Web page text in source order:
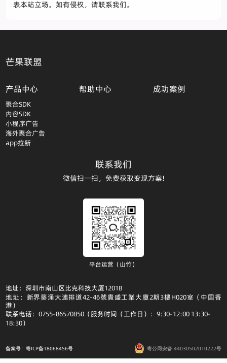
表本站立场。如有侵权，请联系我们。
芒果联盟
产品中心
聚合SDK
内容SDK
小程序广告
海外聚合广告
app拉新
帮助中心 成功案例
联系我们
微信扫一扫，免费获取变现方案!
平台运营（山竹）
地址：深圳市南山区比克科技大厦1201B
地址：新界葵涌大連排道42-46號貴盛工業大廈2期3樓H020室（中国香
港）
联系电话：0755-86570850（服务时间（工作日）：9:30-12:00 13:30-
18:30）
备案号：粤ICP备18068456号 粤公网安备 44030502010222号